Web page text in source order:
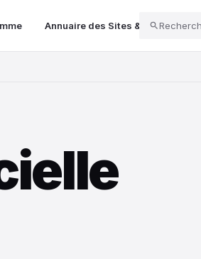
Annuaire des Sites & Services